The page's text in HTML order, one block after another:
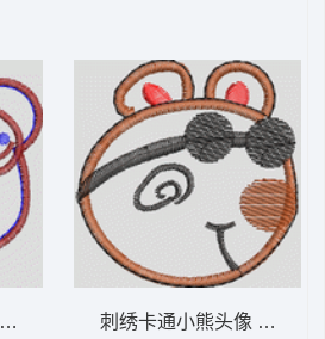
刺绣熊脸图案设计 卡通童装章标贴布 刺绣卡通小熊